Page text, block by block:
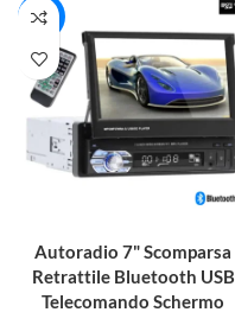
-13%
Autoradio 7" Scomparsa
Retrattile Bluetooth USB
Telecomando Schermo